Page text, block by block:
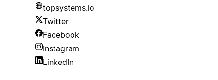
topsystems.io
Twitter
Facebook
Instagram
LinkedIn